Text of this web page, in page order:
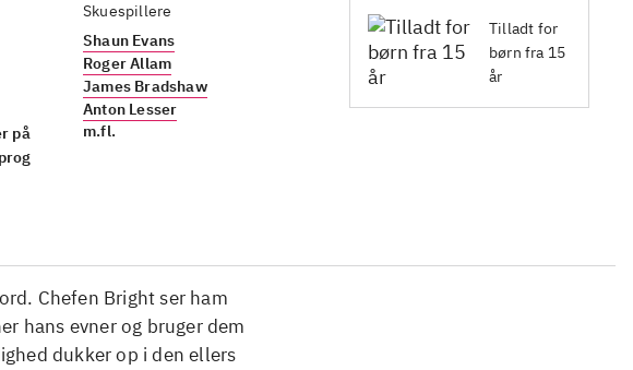
Skuespillere
Shaun Evans
Roger Allam
James Bradshaw
Anton Lesser
m.fl.
Tilladt for
børn fra 15
år
Chefen Bright ser ham
hans evner og bruger dem
dukker op i den ellers